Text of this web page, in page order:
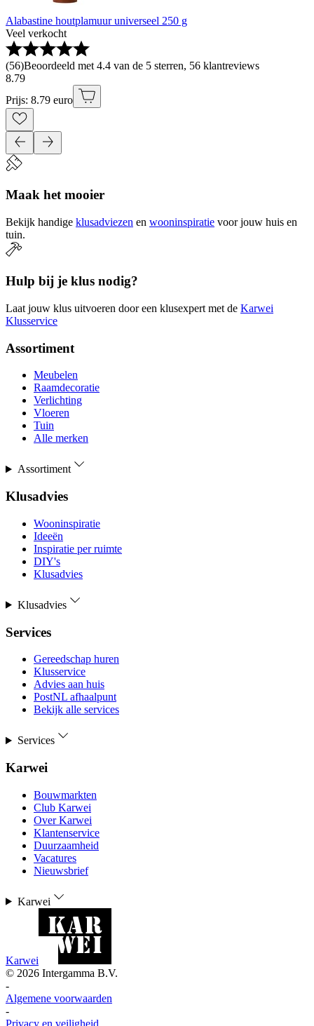
Alabastine houtplamuur universeel 250 g
Veel verkocht
(56)Beoordeeld met 4.4 van de 5 sterren, 56 klantreviews
8.79
Prijs: 8.79 euro
Maak het mooier
Bekijk handige klusadviezen en wooninspiratie voor jouw huis en
tuin.
Hulp bij je klus nodig?
Laat jouw klus uitvoeren door een klusexpert met de Karwei
Klusservice
Assortiment
Meubelen
Raamdecoratie
Verlichting
Vloeren
Tuin
Alle merken
Assortiment
Klusadvies
Wooninspiratie
Ideeën
Inspiratie per ruimte
DIY's
Klusadvies
Klusadvies
Services
Gereedschap huren
Klusservice
Advies aan huis
PostNL afhaalpunt
Bekijk alle services
Services
Karwei
Bouwmarkten
Club Karwei
Over Karwei
Klantenservice
Duurzaamheid
Vacatures
Nieuwsbrief
Karwei
Karwei
© 2026 Intergamma B.V.
-
Algemene voorwaarden
-
Privacy en veiligheid